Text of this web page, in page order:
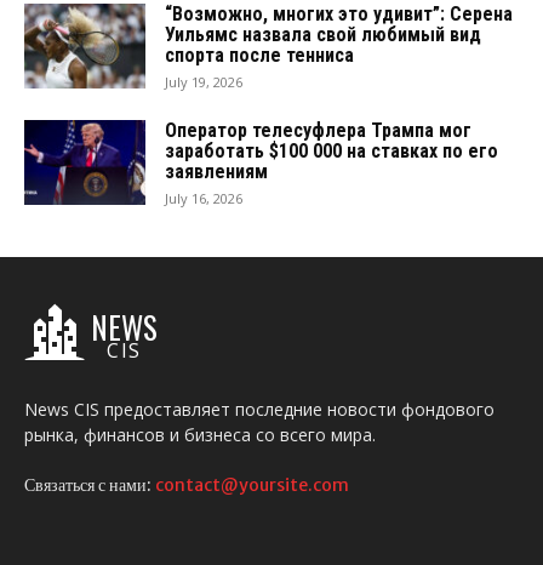
“Возможно, многих это удивит”: Серена
Уильямс назвала свой любимый вид
спорта после тенниса
July 19, 2026
Оператор телесуфлера Трампа мог
заработать $100 000 на ставках по его
заявлениям
July 16, 2026
NEWS
CIS
News CIS предоставляет последние новости фондового
рынка, финансов и бизнеса со всего мира.
Связаться с нами: contact@yoursite.com